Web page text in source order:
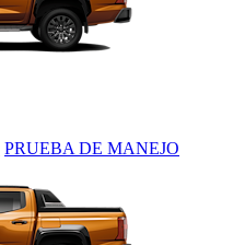
PRUEBA DE MANEJO